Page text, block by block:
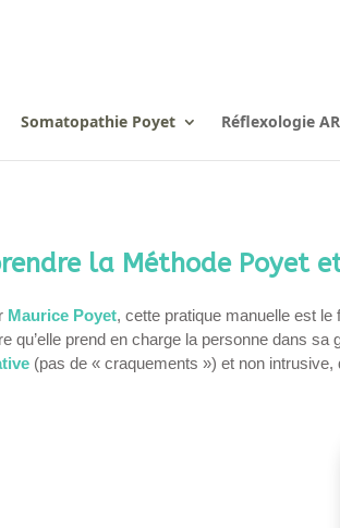
Somatopathie Poyet Réflexologie
la Méthode Poyet
Maurice Poyet, cette pratique manuelle est le
qu’elle prend en charge la personne dans
(pas de « craquements ») et non